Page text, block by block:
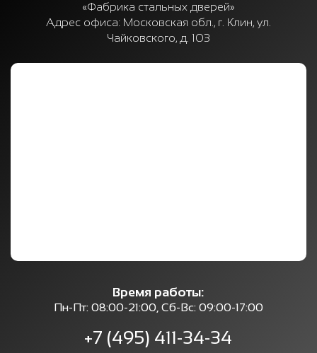
«Фабрика стальных дверей»
Адрес офиса: Московская обл., г. Клин, ул.
Чайковского, д. 103
Время работы:
Пн-Пт: 08:00-21:00, Сб-Вс: 09:00-17:00
+7 (495) 411-34-34